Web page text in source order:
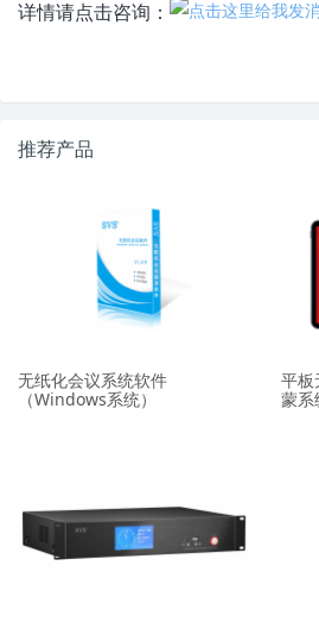
详情请点击咨询：
推荐产品
无纸化会议系统软件
（Windows系统）
平板
蒙系